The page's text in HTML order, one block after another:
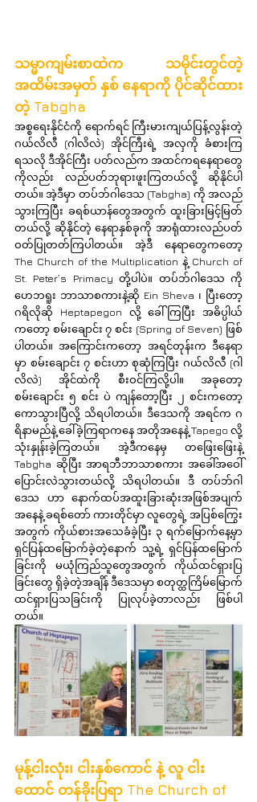
သမ္မာကျမ်းစာထဲက သမိုင်းတွင်တဲ့
အထိမ်းအမှတ် နှစ် နေရာကို ပိုင်ဆိုင်ထား
တဲ့ Tabgha
အစ္စရေးနိုင်ငံကို ရောက်ရင် ကြီးမားကျယ်ပြန့်လွန်းတဲ့
ဂယ်လိလီ (ဂါလိလဲ) အိုင်ကြီးရဲ့ အလှကို ခံစားကြ
ရသလို ဒီအိုင်ကြီး ပတ်လည်က အထင်ကရနေရာတွေ
ကိုလည်း လည်ပတ်ဘုရားဖူးကြတယ်လို့ ဆိုနိုင်ပါ
တယ်။ အဲ့ဒီမှာ တပ်ဘ်ဂါဒေသ (Tabgha) ကို အလည်
သွားကြပြီး ခရစ်ယာန်တွေအတွက် ထူးခြားမြင့်မြတ်
တယ်လို့ ဆိုနိုင်တဲ့ နေရာနှစ်ခုကို အာရုံထားလည်ပတ်
ဝတ်ပြုတတ်ကြပါတယ်။ အဲ့ဒီ နေရာတွေကတော့
The Church of the Multiplication နဲ့ Church of
St. Peter’s Primacy တို့ပါပဲ။ တပ်ဘ်ဂါဒေသ ကို
ဟေဘရူး ဘာသာစကားနဲ့ဆို Ein Sheva ၊ ပြီးတော့
ဂရိလိုဆို Heptapegon လို့ ခေါ်ကြပြီး အဓိပ္ပါယ်
ကတော့ စမ်းချောင်း ၇ စင်း (Spring of Seven) ဖြစ်
ပါတယ်။ အကြောင်းကတော့ အရင်တုန်းက ဒီနေရာ
မှာ စမ်းချောင်း ၇ စင်းဟာ စုဆုံကြပြီး ဂယ်လိလီ (ဂါ
လိလဲ) အိုင်ထဲကို စီးဝင်ကြလို့ပါ။ အခုတော့
စမ်းချောင်း ၅ စင်း ပဲ ကျန်တော့ပြီး ၂ စင်းကတော့
ကောသွားပြီလို့ သိရပါတယ်။ ဒီဒေသကို အရင်က ဂ
ရိနာမည်နဲ့ ခေါ်ခဲ့ကြရာကနေ အတိုအနေနဲ့ Tapego လို့
သုံးနှုန်းခဲ့ကြတယ်။ အဲ့ဒီကနေမှ တဖြေးဖြေးနဲ့
Tabgha ဆိုပြီး အာရဘီဘာသာစကား အခေါ်အဝေါ်
ပြောင်းလဲသွားတယ်လို့ သိရပါတယ်။ ဒီ တပ်ဘ်ဂါ
ဒေသ ဟာ နောက်ထပ်အထူးခြားဆုံးအဖြစ်အပျက်
အနေနဲ့ ခရစ်တော် ကားတိုင်မှာ လူတွေရဲ့ အပြစ်ကြွေး
အတွက် ကိုယ်စားအသေခံခဲ့ပြီး ၃ ရက်မြောက်နေ့မှာ
ရှင်ပြန်ထမြောက်ခဲ့တဲ့နောက် သူ့ရဲ့ ရှင်ပြန်ထမြောက်
ခြင်းကို မယုံကြည်သူတွေအတွက် ကိုယ်ထင်ရှားပြ
ခြင်းတွေ ရှိခဲ့တဲ့အချိန် ဒီဒေသမှာ စတုတ္ထကြိမ်မြောက်
ထင်ရှားပြသခြင်းကို ပြုလုပ်ခဲ့တာလည်း ဖြစ်ပါ
တယ်။
မုန့်ငါးလုံး၊ ငါးနှစ်ကောင် နဲ့ လူ ငါး
ထောင် တန်ခိုးပြရာ The Church of